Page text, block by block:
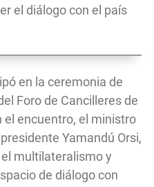
el diálogo con el país
en la ceremonia de
Foro de Cancilleres de
el encuentro, el ministro
Yamandú Orsi,
multilateralismo y
de diálogo con